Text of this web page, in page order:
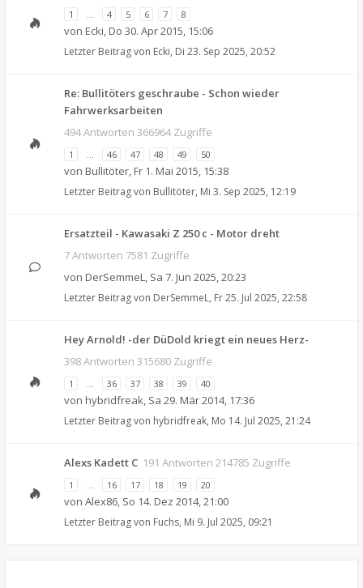
1 … 4 5 6 7 8
von Ecki, Do 30. Apr 2015, 15:06
Letzter Beitrag von Ecki, Di 23. Sep 2025, 20:52
Re: Bullitöters geschraube - Schon wieder
Fahrwerksarbeiten
494 Antworten 366964 Zugriffe
1 … 46 47 48 49 50
von Bullitöter, Fr 1. Mai 2015, 15:38
Letzter Beitrag von Bullitöter, Mi 3. Sep 2025, 12:19
Ersatzteil - Kawasaki Z 250 c - Motor dreht
7 Antworten 7581 Zugriffe
von DerSemmeL, Sa 7. Jun 2025, 20:23
Letzter Beitrag von DerSemmeL, Fr 25. Jul 2025, 22:58
Hey Arnold! -der DüDold kriegt ein neues Herz-
398 Antworten 315680 Zugriffe
1 … 36 37 38 39 40
von hybridfreak, Sa 29. Mär 2014, 17:36
Letzter Beitrag von hybridfreak, Mo 14. Jul 2025, 21:24
Alexs Kadett C 191 Antworten 214785 Zugriffe
1 … 16 17 18 19 20
von Alex86, So 14. Dez 2014, 21:00
Letzter Beitrag von Fuchs, Mi 9. Jul 2025, 09:21